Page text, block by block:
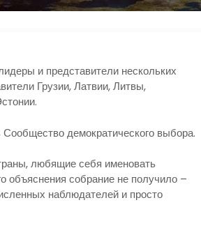
и представители нескольких
Грузии, Латвии, Литвы,
демократического выбора.
любящие себя именовать
объяснения собрание не получило –
наблюдателей и просто